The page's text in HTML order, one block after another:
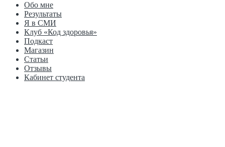
Обо мне
Результаты
Я в СМИ
Клуб «Код здоровья»
Подкаст
Магазин
Статьи
Отзывы
Кабинет студента